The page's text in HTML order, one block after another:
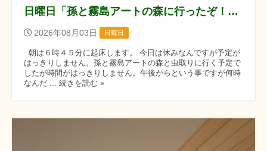
日曜日「孫と霧島アートの森に行ったぞ！！」の巻
2026年08月03日 日曜日
朝は６時４５分に起床します。 今日は休みなんですが予定が
はっきりしません。孫と霧島アートの森と虫取りに行く予定で
したが時間がはっきりしません。午後からという事ですが何時
なんだ ... 続きを読む »